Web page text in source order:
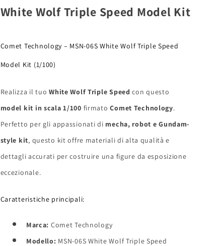
White Wolf Triple Speed Model Kit
Comet Technology – MSN-06S White Wolf Triple Speed
Model Kit (1/100)
Realizza il tuoWhite Wolf Triple Speed con questo
model kit in scala 1/100 firmatoComet Technology.
Perfetto per gli appassionati di mecha, robot e Gundam-
style kit, questo kit offre materiali di alta qualità e
dettagli accurati per costruire una figure da esposizione
eccezionale.
Caratteristiche principali:
Marca: Comet Technology
Modello: MSN-06S White Wolf Triple Speed